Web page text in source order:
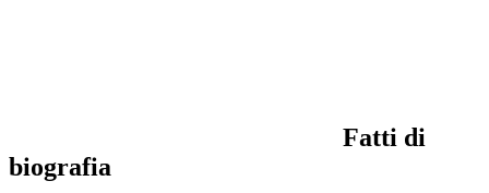
Fatti di
biografia